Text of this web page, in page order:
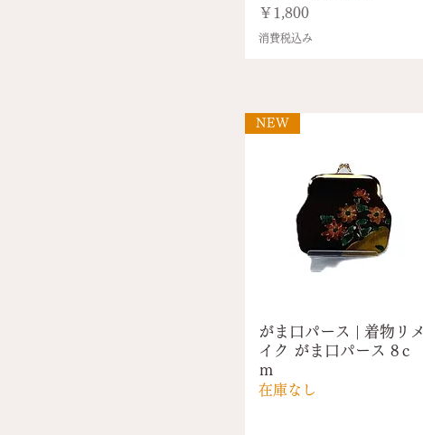
価格
￥1,800
消費税込み
NEW
がま口パース | 着物リメ
イク がま口パース 8ｃ
ｍ
在庫なし